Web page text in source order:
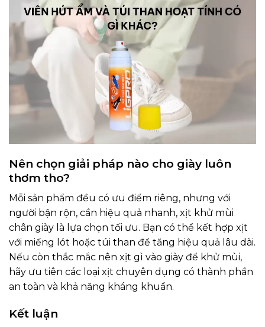
Nên chọn giải pháp nào cho giày luôn
thơm tho?
Mỗi sản phẩm đều có ưu điểm riêng, nhưng với
người bận rộn, cần hiệu quả nhanh, xịt khử mùi
chân giày là lựa chọn tối ưu. Bạn có thể kết hợp xịt
với miếng lót hoặc túi than để tăng hiệu quả lâu dài.
Nếu còn thắc mắc nên xịt gì vào giày để khử mùi,
hãy ưu tiên các loại xịt chuyên dụng có thành phần
an toàn và khả năng kháng khuẩn.
Kết luận